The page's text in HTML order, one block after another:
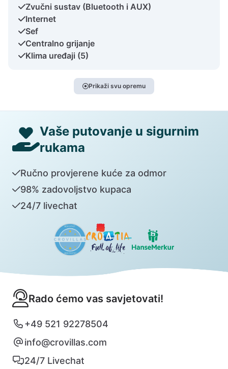
Zvučni sustav (Bluetooth i AUX)
Internet
Sef
Centralno grijanje
Klima uređaji (5)
Prikaži svu opremu
Vaše putovanje u sigurnim
rukama
Ručno provjerene kuće za odmor
98% zadovoljstvo kupaca
24/7 livechat
Rado ćemo vas savjetovati!
+49 521 92278504
info@crovillas.com
24/7 Livechat